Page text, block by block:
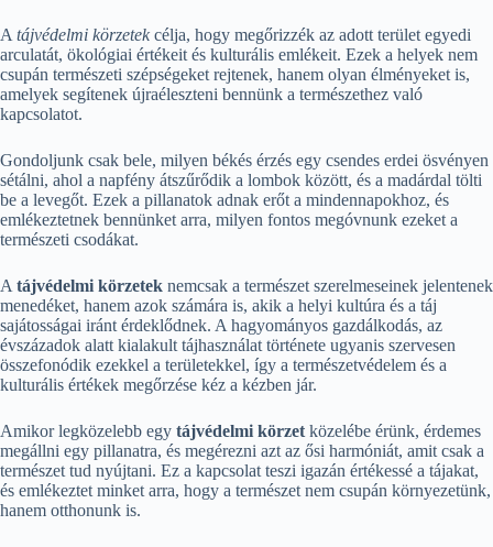
A tájvédelmi körzetek célja, hogy megőrizzék az adott terület egyedi
arculatát, ökológiai értékeit és kulturális emlékeit. Ezek a helyek nem
csupán természeti szépségeket rejtenek, hanem olyan élményeket is,
amelyek segítenek újraéleszteni bennünk a természethez való
kapcsolatot.
Gondoljunk csak bele, milyen békés érzés egy csendes erdei ösvényen
sétálni, ahol a napfény átszűrődik a lombok között, és a madárdal tölti
be a levegőt. Ezek a pillanatok adnak erőt a mindennapokhoz, és
emlékeztetnek bennünket arra, milyen fontos megóvnunk ezeket a
természeti csodákat.
A tájvédelmi körzetek nemcsak a természet szerelmeseinek jelentenek
menedéket, hanem azok számára is, akik a helyi kultúra és a táj
sajátosságai iránt érdeklődnek. A hagyományos gazdálkodás, az
évszázadok alatt kialakult tájhasználat története ugyanis szervesen
összefonódik ezekkel a területekkel, így a természetvédelem és a
kulturális értékek megőrzése kéz a kézben jár.
Amikor legközelebb egy tájvédelmi körzet közelébe érünk, érdemes
megállni egy pillanatra, és megérezni azt az ősi harmóniát, amit csak a
természet tud nyújtani. Ez a kapcsolat teszi igazán értékessé a tájakat,
és emlékeztet minket arra, hogy a természet nem csupán környezetünk,
hanem otthonunk is.